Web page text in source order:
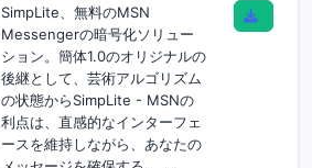
SimpLite、無料のMSN
Messengerの暗号化ソリュー
ション。簡体1.0のオリジナルの
後継として、芸術アルゴリズム
の状態からSimpLite - MSNの
利点は、直感的なインターフェ
ースを維持しながら、あなたの